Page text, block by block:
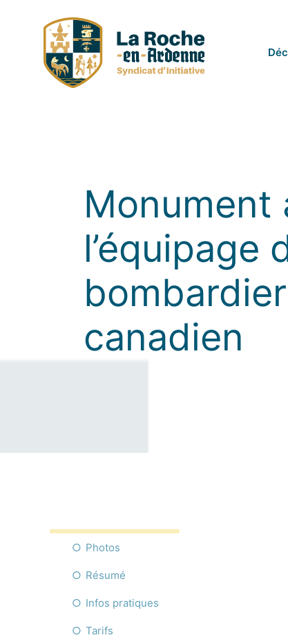
contenu
Monument
l’équipage
bombardier
canadien
Photos
Résumé
Infos pratiques
Tarifs